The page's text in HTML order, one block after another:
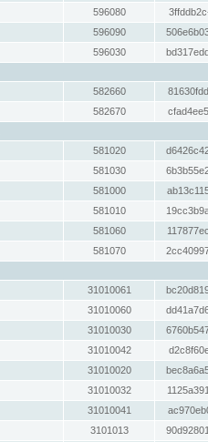
596080
596090
596030
582660
582670
581020
581030
581000
581010
581060
581070
31010061
31010060
31010030
31010042
31010020
31010032
31010041
3101013